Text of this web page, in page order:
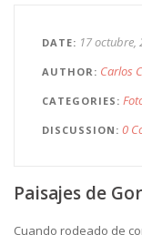
DATE 17 octubre,
AUTHOR Carlos
CATEGORIES
DISCUSSION 0
Paisajes de
Cuando rodeado de